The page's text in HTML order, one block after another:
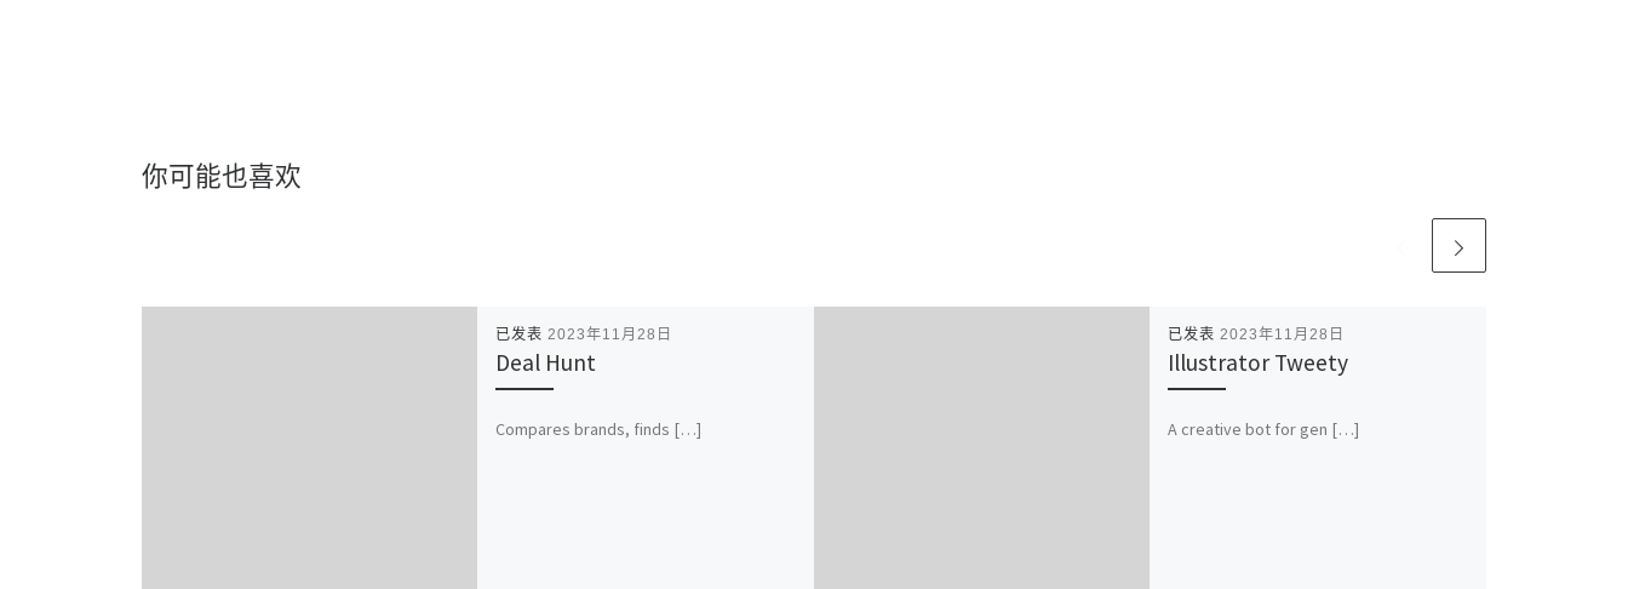
你可能也喜欢
已发表 2023年11月28日
Deal Hunt
Compares brands, finds […]
已发表 2023年11月28日
Illustrator Tweety
A creative bot for gen […]